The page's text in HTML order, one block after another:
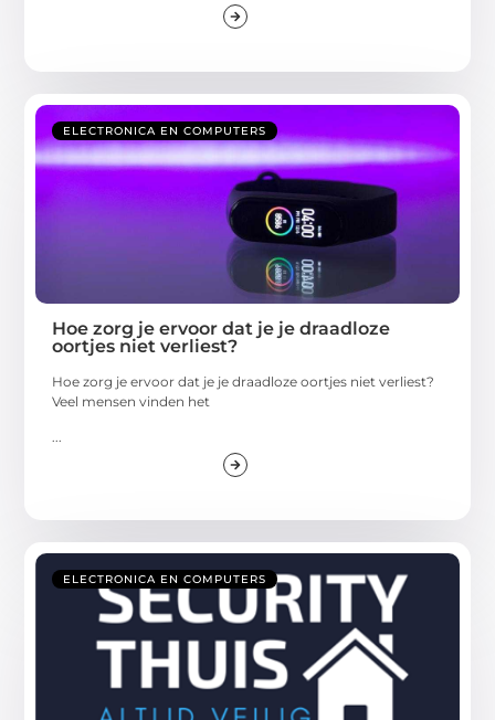
ELECTRONICA EN COMPUTERS
Hoe zorg je ervoor dat je je draadloze
oortjes niet verliest?
Hoe zorg je ervoor dat je je draadloze oortjes niet verliest?
Veel mensen vinden het
...
ELECTRONICA EN COMPUTERS